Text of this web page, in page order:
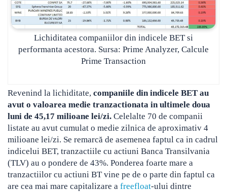
Lichiditatea companiilor din indicele BET si
performanta acestora. Sursa: Prime Analyzer, Calcule
Prime Transaction
Revenind la lichiditate, companiile din indicele BET au
avut o valoarea medie tranzactionata in ultimele doua
luni de 45,17 milioane lei/zi. Celelalte 70 de companii
listate au avut cumulat o medie zilnica de aproximativ 4
milioane lei/zi. Se remarcă de asemenea faptul ca in cadrul
indicelui BET, tranzactiile cu actiuni Banca Transilvania
(TLV) au o pondere de 43%. Ponderea foarte mare a
tranzactiilor cu actiuni BT vine pe de o parte din faptul ca
are cea mai mare capitalizare a freefloat-ului dintre